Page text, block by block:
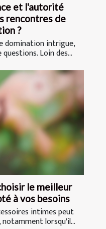
et l'autorité
rencontres de
?
domination intrigue,
Loin des...
le meilleur
à vos besoins
intimes peut
lorsqu'il...